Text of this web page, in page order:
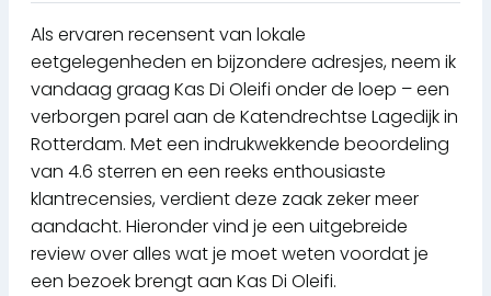
Als ervaren recensent van lokale
eetgelegenheden en bijzondere adresjes, neem ik
vandaag graag Kas Di Oleifi onder de loep – een
verborgen parel aan de Katendrechtse Lagedijk in
Rotterdam. Met een indrukwekkende beoordeling
van 4.6 sterren en een reeks enthousiaste
klantrecensies, verdient deze zaak zeker meer
aandacht. Hieronder vind je een uitgebreide
review over alles wat je moet weten voordat je
een bezoek brengt aan Kas Di Oleifi.